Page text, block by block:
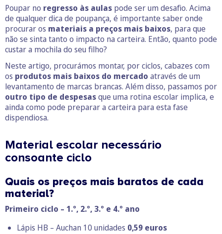
Poupar no regresso às aulas pode ser um desafio. Acima
de qualquer dica de poupança, é importante saber onde
procurar os materiais a preços mais baixos, para que
não se sinta tanto o impacto na carteira. Então, quanto pode
custar a mochila do seu filho?
Neste artigo, procurámos montar, por ciclos, cabazes com
os produtos mais baixos do mercado através de um
levantamento de marcas brancas. Além disso, passamos por
outro tipo de despesasque uma rotina escolar implica, e
ainda como pode preparar a carteira para esta fase
dispendiosa.
Material escolar necessário
consoante ciclo
Quais os preços mais baratos de cada
material?
Primeiro ciclo – 1.º, 2.º, 3.º e 4.º ano
Lápis HB – Auchan 10 unidades 0,59 euros